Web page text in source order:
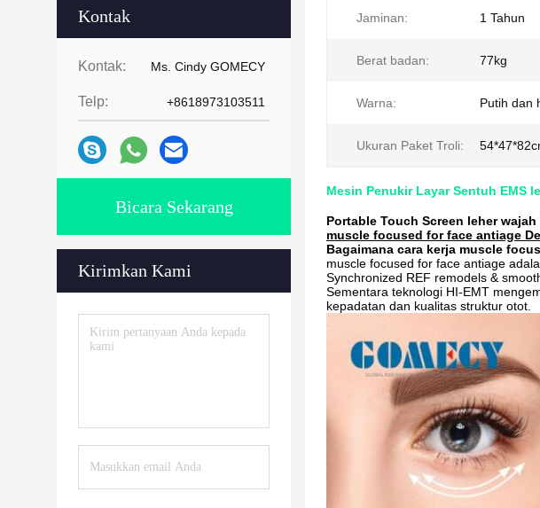
Kontak
Kontak: Ms. Cindy GOMECY
Telp: +8618973103511
Bicara Sekarang
Kirimkan Kami
Jaminan: 1 Tahun
Berat badan: 77kg
Warna: Putih dan
Ukuran Paket Troli:
Mesin Penukir Layar Sentuh EMS
Portable Touch Screen leher
muscle focused for face antiage
Bagaimana cara kerja muscle
muscle focused for face antiage
Synchronized REF remodels &
Sementara teknologi HI-EMT
kepadatan dan kualitas struktur otot.